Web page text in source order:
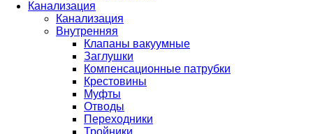
Канализация
Канализация
Внутренняя
Клапаны вакуумные
Заглушки
Компенсационные патрубки
Крестовины
Муфты
Отводы
Переходники